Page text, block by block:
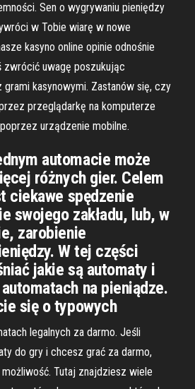
Sen o wygrywaniu pieniędzy
w Tobie wiarę w nowe
kasyno online opinie odnośnie
zwrócić uwagę poszukując
kasynowymi. Zastanów się, czy
przeglądarkę na komputerze
urządzenie mobilne.
automacie może
różnych gier. Celem
ciekawe spędzenie
swojego zakładu, lub, w
zarobienie
W tej części
jakie są automaty i
na pieniądze.
się o typowych
legalnych za darmo. Jeśli
do gry i chcesz grać za darmo,
Tutaj znajdziesz wiele